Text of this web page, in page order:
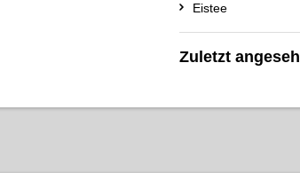
Eistee
Zuletzt